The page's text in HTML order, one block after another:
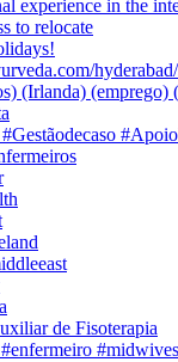
experience in the
to relocate
(Irlanda) (emprego)
de Fisoterapia
#midwives